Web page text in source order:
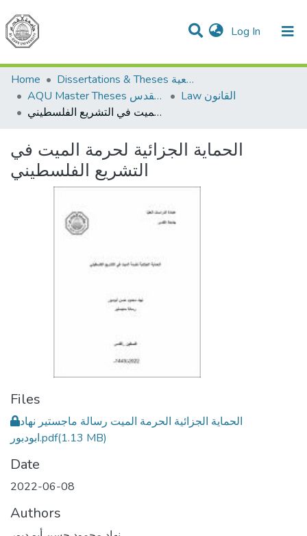
Log In (current)
Communities & Collections
All of DSpace
Home
Dissertations & Theses الرسائل الجامعية
AQU Master Theses الرسائل الجامعية الخاصة بجامعة القدس
Law القانون
الحماية الجزائية لحرمة الميت في التشريع الفلسطيني
الحماية الجزائية لحرمة الميت في
التشريع الفلسطيني
Files
الحماية الجزائية الحرمة الميت رسالة ماجستير نهاد
ابودبور.pdf(1.13 MB)
Date
2022-06-08
Authors